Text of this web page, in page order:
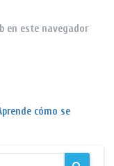
en este navegador
cómo se